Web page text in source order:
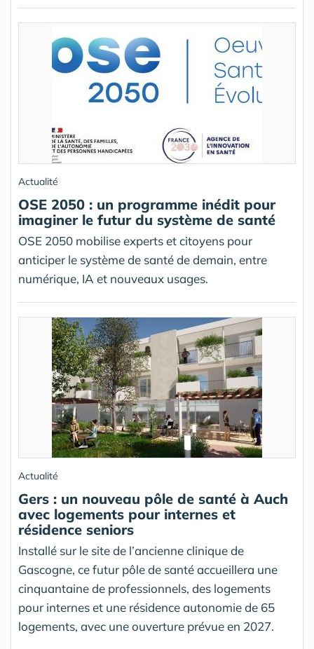
Actualité
OSE 2050 : un programme inédit pour
imaginer le futur du système de santé
OSE 2050 mobilise experts et citoyens pour
anticiper le système de santé de demain, entre
numérique, IA et nouveaux usages.
Actualité
Gers : un nouveau pôle de santé à Auch
avec logements pour internes et
résidence seniors
Installé sur le site de l’ancienne clinique de
Gascogne, ce futur pôle de santé accueillera une
cinquantaine de professionnels, des logements
pour internes et une résidence autonomie de 65
logements, avec une ouverture prévue en 2027.